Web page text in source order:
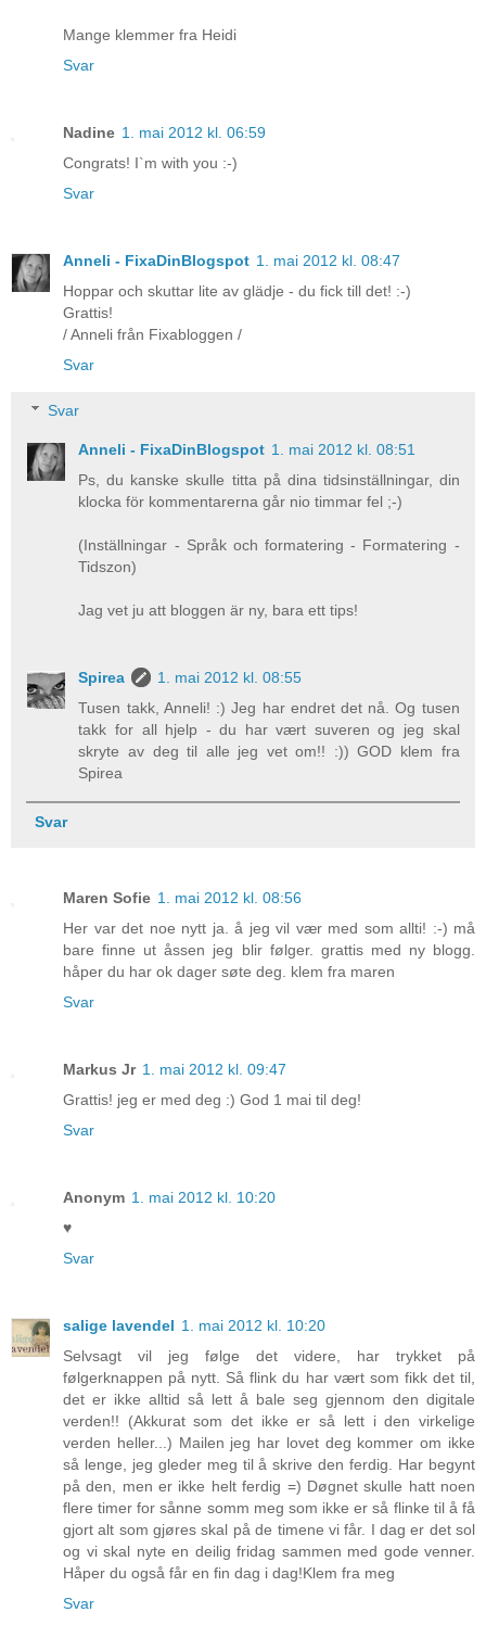
Mange klemmer fra Heidi
Svar
Nadine 1. mai 2012 kl. 06:59
Congrats! I`m with you :-)
Svar
Anneli - FixaDinBlogspot 1. mai 2012 kl. 08:47
Hoppar och skuttar lite av glädje - du fick till det! :-)
Grattis!
/ Anneli från Fixabloggen /
Svar
Svar
Anneli - FixaDinBlogspot 1. mai 2012 kl. 08:51
Ps, du kanske skulle titta på dina tidsinställningar, din
klocka för kommentarerna går nio timmar fel ;-)
(Inställningar - Språk och formatering - Formatering -
Tidszon)
Jag vet ju att bloggen är ny, bara ett tips!
Spirea
1. mai 2012 kl. 08:55
Tusen takk, Anneli! :) Jeg har endret det nå. Og tusen
takk for all hjelp - du har vært suveren og jeg skal
skryte av deg til alle jeg vet om!! :)) GOD klem fra
Spirea
Svar
Maren Sofie 1. mai 2012 kl. 08:56
Her var det noe nytt ja. å jeg vil vær med som allti! :-) må
bare finne ut åssen jeg blir følger. grattis med ny blogg.
håper du har ok dager søte deg. klem fra maren
Svar
Markus Jr 1. mai 2012 kl. 09:47
Grattis! jeg er med deg :) God 1 mai til deg!
Svar
Anonym 1. mai 2012 kl. 10:20
♥
Svar
salige lavendel 1. mai 2012 kl. 10:20
Selvsagt vil jeg følge det videre, har trykket på
følgerknappen på nytt. Så flink du har vært som fikk det til,
det er ikke alltid så lett å bale seg gjennom den digitale
verden!! (Akkurat som det ikke er så lett i den virkelige
verden heller...) Mailen jeg har lovet deg kommer om ikke
så lenge, jeg gleder meg til å skrive den ferdig. Har begynt
på den, men er ikke helt ferdig =) Døgnet skulle hatt noen
flere timer for sånne somm meg som ikke er så flinke til å få
gjort alt som gjøres skal på de timene vi får. I dag er det sol
og vi skal nyte en deilig fridag sammen med gode venner.
Håper du også får en fin dag i dag!Klem fra meg
Svar